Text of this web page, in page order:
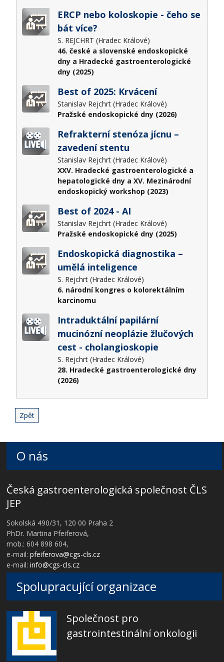
ERCP nebo koloskopie - čeho se
bát více?
S. REJCHRT (Hradec Králové)
46. české a slovenské endoskopické
dny a Hradecké gastroenterologické
dny (2025)
Best of 2025: Krvácení
Stanislav Rejchrt (Hradec Králové)
Pražské endoskopické dny (2026)
Refrakterní stenóza jícnu –
zavedení stentu
Stanislav Rejchrt (Hradec Králové)
XXV. Hradecké gastroenterologické a
hepatologické dny a XV. Mezinárodní
endoskopický workshop (2023)
Best of 2024 - AI
Stanislav Rejchrt (Hradec Králové)
Pražské endoskopické dny (2025)
Endoskopická diagnostika –
umělá inteligence
S. Rejchrt (Hradec Králové)
6. národní kongres o kolorektálním
karcinomu
Intraduktální papilární
mucinózní neoplázie žlučových
cest - cholangioskopie
S. Rejchrt (Hradec Králové)
28. Hradecké gastroenterologické dny
(2026)
Zpět
O nás
Česká gastroenterologická společnost ČLS
JEP
Sokolská 490/31, 120 00 Praha 2
PhDr. Martina Pfeiferová,
mob.: 604 898 604,
e-mail:pfeiferova@cgs-cls.cz
e-mail:info@cgs-cls.cz
Spolupracující organizace
Společnost pro
gastrointestinální onkologii